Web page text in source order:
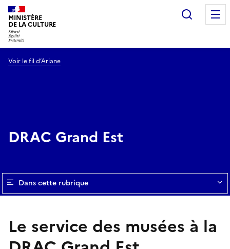
MINISTÈRE
DE LA CULTURE
Voir le fil d’Ariane
DRAC Grand Est
Dans cette rubrique
Le service des musées à la